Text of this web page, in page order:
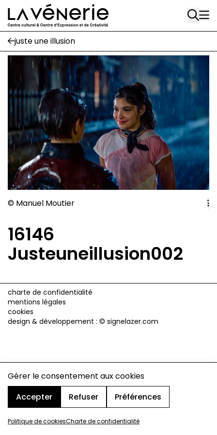
Gérer le consentement aux cookies
Accepter
Refuser Préférences
Politique de cookiesCharte de confidentialité
Aller au contenu principal
Rue Gratès, 3
1170 Watermael-Boitsfort
02 663 85 50
Écuries
Place Gilson, 3
1170 Watermael-Boitsfort
02 663 85 50
suivez-nous
Journal Vénerie- version papier
Newsletter
A
juste une illusion
© Manuel Moutier
16146
Justeuneillusion002
charte de confidentialité
mentions légales
cookies
design & développement : © signelazer.com